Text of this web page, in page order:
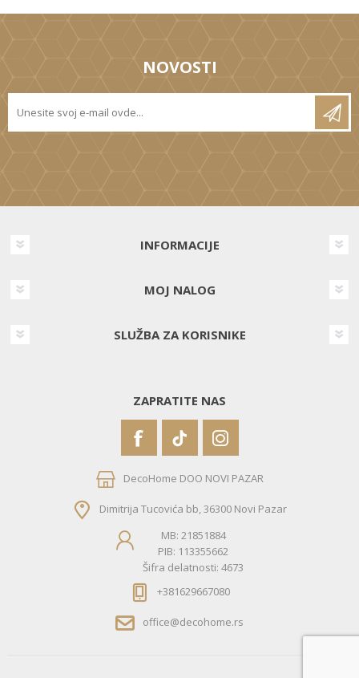
NOVOSTI
INFORMACIJE
MOJ NALOG
SLUŽBA ZA KORISNIKE
ZAPRATITE NAS
DecoHome DOO NOVI PAZAR
Dimitrija Tucovića bb, 36300 Novi Pazar
MB: 21851884
PIB: 113355662
Šifra delatnosti: 4673
+381629667080
office@decohome.rs